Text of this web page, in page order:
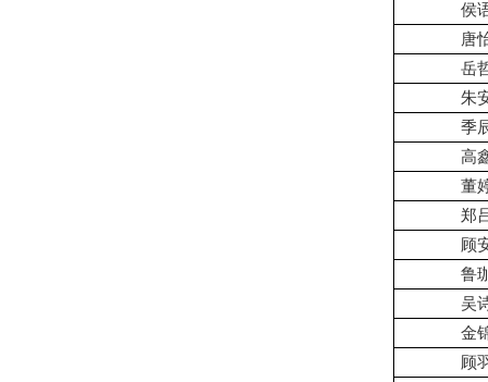
侯
唐
岳
朱
季
高
董
郑
顾
鲁
吴
金
顾